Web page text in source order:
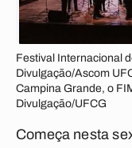
Festival Internacional
Divulgação/Ascom
Campina Grande, o
Divulgação/UFCG
Começa nesta